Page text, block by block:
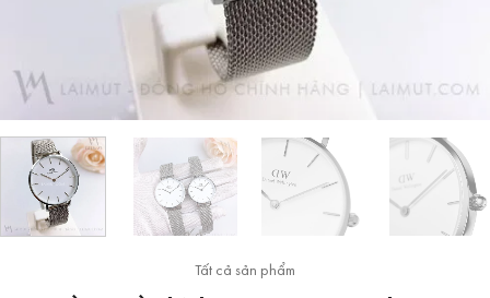
Tất cả sản phẩm